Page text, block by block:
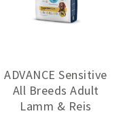
ADVANCE Sensitive
All Breeds Adult
Lamm & Reis